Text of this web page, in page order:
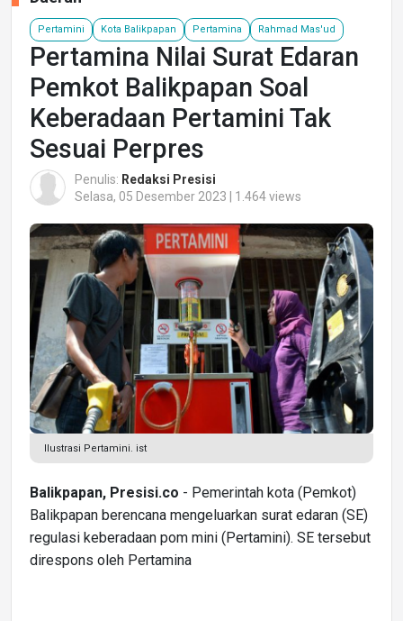
Pertamini Kota Balikpapan Pertamina Rahmad Mas'ud
Pertamina Nilai Surat Edaran
Pemkot Balikpapan Soal
Keberadaan Pertamini Tak
Sesuai Perpres
Penulis: Redaksi Presisi
Selasa, 05 Desember 2023 | 1.464 views
Ilustrasi Pertamini. ist
Balikpapan, Presisi.co - Pemerintah kota (Pemkot)
Balikpapan berencana mengeluarkan surat edaran (SE)
regulasi keberadaan pom mini (Pertamini). SE tersebut
direspons oleh Pertamina